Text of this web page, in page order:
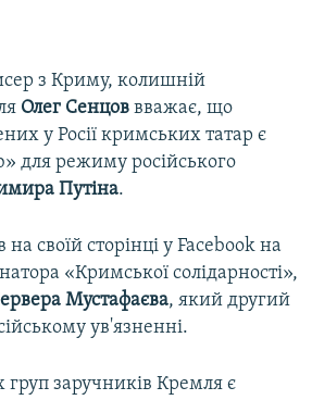
з Криму, колишній
Олег Сенцов вважає, що
у Росії кримських татар є
для режиму російського
Путіна.
своїй сторінці у Facebook на
«Кримської солідарності»,
Мустафаєва, який другий
ув'язненні.
заручників Кремля є